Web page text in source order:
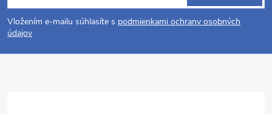
á
p
Vložením e-mailu súhlasíte s podmienkami ochrany osobných
údajov